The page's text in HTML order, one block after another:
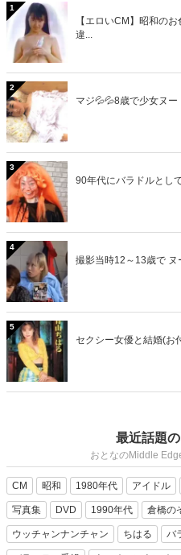
1
【エロいCM】昭和の
違...
2
マジ💦💦8歳で少女ヌー
3
90年代にバラドルとし
4
撮影当時12～13歳で ヌ
5
セクシー女優と結婚(お
最近話題
おとなのMiddle
CM 昭和 1980年代 アイドル
写真集 DVD 1990年代 倉橋の
ウッチャンナンチャン ちはる バ